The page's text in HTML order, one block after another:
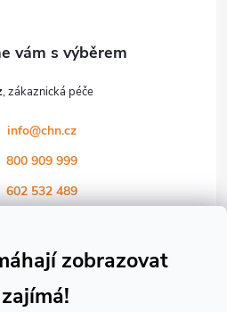
zobrazovat
info@chn.cz
800 909 999
602 532 489
náš vlog CHN_CZ